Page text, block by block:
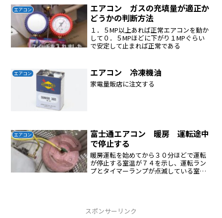
い冷えがわるい、暖まりがわるい室外機
の設置場所により熱交換...
エアコン
エアコン ガスの充填量が適正か
どうかの判断方法
１．５MP以上あれば正常エアコンを動か
して０．５MPほどに下がり１MPぐらい
で安定して止まれば正常である
エアコン エアコン 冷凍機油
家電量販店に注文する
エアコン
富士通エアコン 暖房 運転途中
で停止する
暖房運転を始めてから３０分ほどで運転
が停止する室温が７４を示し、運転ラン
プとタイマーランプが点滅している室温
スポンサーリンク